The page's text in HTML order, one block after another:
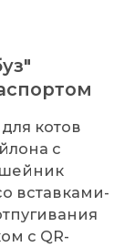
котов
с
вставками-
с QR-